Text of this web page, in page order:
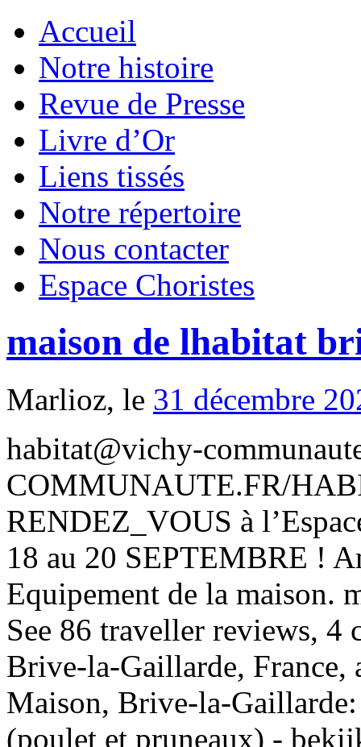
Accueil
Notre histoire
Revue de Presse
Livre d’Or
Liens tissés
Notre répertoire
Nous contacter
Espace Choristes
maison de lhabitat
Marlioz, le 31 décembre
habitat@vichy-
COMMUNAUTE.FR/
RENDEZ_VOUS à
18 au 20 SEPTEMBRE !
Equipement de la maison.
See 86 traveller reviews, 4
Brive-la-Gaillarde,
Maison, Brive-la-
(poulet et pruneaux) -